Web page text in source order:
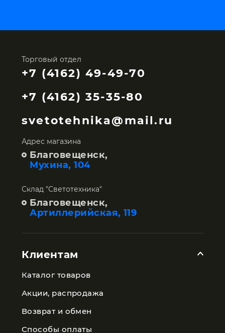
Торговый отдел
+7 (4162) 49-49-70
+7 (4162) 35-35-80
svetotehnika@mail.ru
Адрес магазина
Благовещенск,
Мухина, 104
Склад "Светотехника"
Благовещенск,
Артиллерийская, 119
Клиентам
Каталог товаров
Акции, распродажа
Возврат и обмен
Способы оплаты